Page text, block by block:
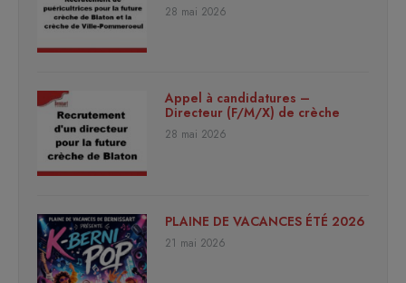
28 mai 2026
Appel à candidatures –
Directeur (F/M/X) de crèche
28 mai 2026
PLAINE DE VACANCES ÉTÉ 2026
21 mai 2026